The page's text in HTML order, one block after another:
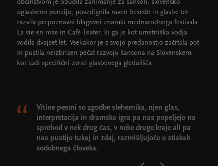
občinstvom je obudila zanimanje za šanson, slovensko
uglasbeno poezijo, povzdignila raven besede in glasbe ter
razvila prepoznavni blagovni znamki mednarodnega festivala
La vie en rose in Café Teater, ki ga je kot umetniška vodja
vodila dvajset let. Vsekakor je s svojo predanostjo začrtala pot
in pustila neizbrisen pečat razvoju šansona na Slovenskem
kot tudi specifični zvrsti glasbenega gledališča.
Vitine pesmi so zgodbe slehernika, njen glas,
interpretacija in dramska igra pa nas popeljejo na
sprehod v nek drug čas, v neke druge kraje ali pa
nas pustijo tukaj in zdaj, razmišljujoče o stiskah
sodobnega človeka.